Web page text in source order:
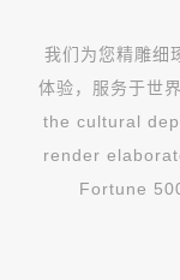
我们为您精雕细
体验，服务于世
the cultural
render
Fortune